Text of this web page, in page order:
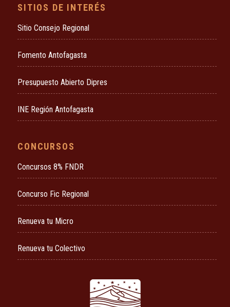
SITIOS DE INTERÉS
Sitio Consejo Regional
Fomento Antofagasta
Presupuesto Abierto Dipres
INE Región Antofagasta
CONCURSOS
Concursos 8% FNDR
Concurso Fic Regional
Renueva tu Micro
Renueva tu Colectivo